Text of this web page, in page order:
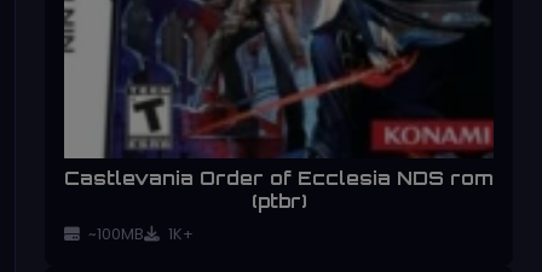
Castlevania Order of Ecclesia NDS rom
(ptbr)
~100MB 1K+